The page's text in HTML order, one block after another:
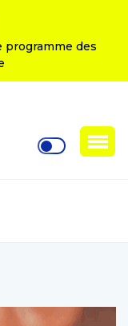
programme des